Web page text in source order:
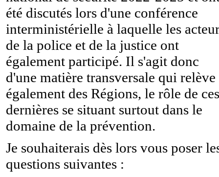
été discutés lors d'une conférence
interministérielle à laquelle les
de la police et de la justice ont
également participé. Il s'agit donc
d'une matière transversale qui relève
également des Régions, le rôle de ces
dernières se situant surtout dans le
domaine de la prévention.
Je souhaiterais dès lors vous poser
questions suivantes :